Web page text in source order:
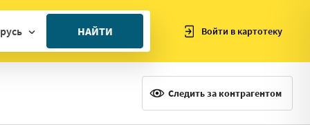
НАЙТИ Войти в картотеку
Следить за контрагентом